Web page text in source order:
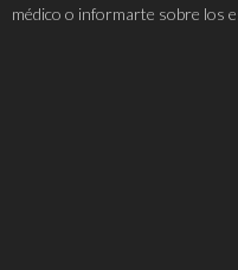
médico o informarte sobre los